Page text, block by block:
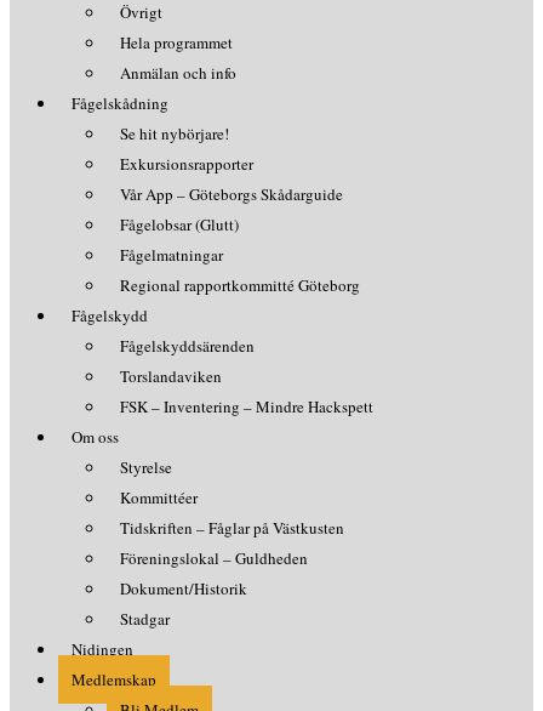
Övrigt
Hela programmet
Anmälan och info
Fågelskådning
Se hit nybörjare!
Exkursionsrapporter
Vår App – Göteborgs Skådarguide
Fågelobsar (Glutt)
Fågelmatningar
Regional rapportkommitté Göteborg
Fågelskydd
Fågelskyddsärenden
Torslandaviken
FSK – Inventering – Mindre Hackspett
Om oss
Styrelse
Kommittéer
Tidskriften – Fåglar på Västkusten
Föreningslokal – Guldheden
Dokument/Historik
Stadgar
Nidingen
Medlemskap